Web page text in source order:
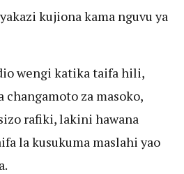
kujiona kama nguvu ya
wengi katika taifa hili,
za masoko,
rafiki, lakini hawana
la kusukuma maslahi yao